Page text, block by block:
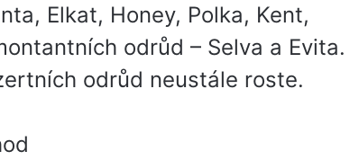
Elkat, Honey, Polka, Kent,
odrůd – Selva a Evita.
odrůd neustále roste.